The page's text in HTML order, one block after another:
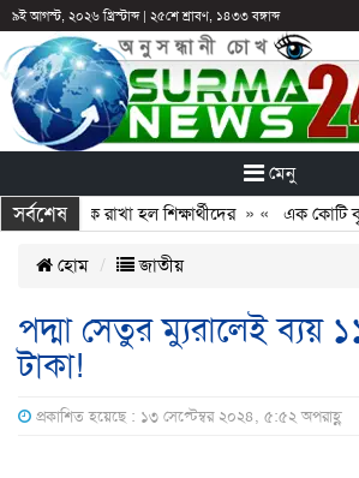
৯ই আগস্ট, ২০২৬ খ্রিস্টাব্দ| ২৫শে শ্রাবণ, ১৪৩৩ বঙ্গাব্দ
মেনু
সর্বশেষ
আটকে রাখা হল শিক্ষার্থীদের» «এক কোটি
হোম জাতীয়
পদ্মা সেতুর ম্যুরালেই ব্যয়
টাকা!
প্রকাশিত হয়েছে : ১৩ সেপ্টেম্বর ২০২৪, ৫:৫২ অপরাহ্ণ